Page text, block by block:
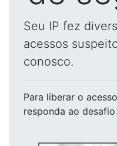
Seu IP fez
acessos
conosco.
Para liberar o acesso
responda ao